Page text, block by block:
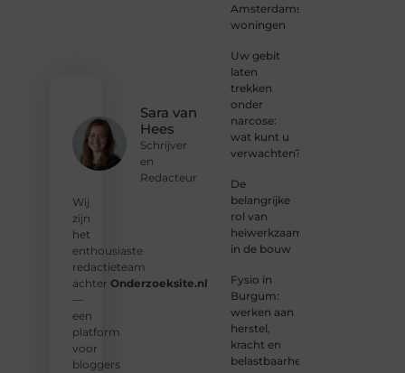
Sara van
Hees
Schrijver
en
Redacteur
Wij
zijn
het
enthousiaste
redactieteam
achter Onderzoeksite.nl
—
een
platform
voor
bloggers
Amsterdamse
woningen
Uw gebit
laten
trekken
onder
narcose:
wat kunt u
verwachten?
De
belangrijke
rol van
heiwerkzaamheden
in de bouw
Fysio in
Burgum:
werken aan
herstel,
kracht en
belastbaarheid